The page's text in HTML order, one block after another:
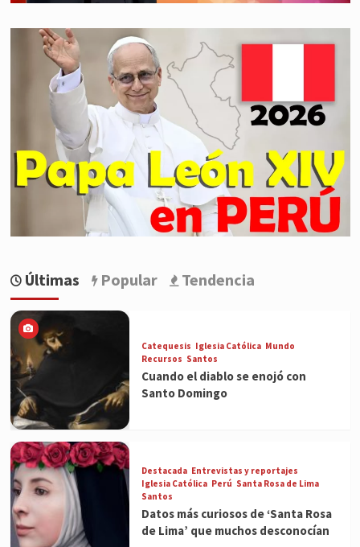
Últimas Popular Tendencia
Catequesis Iglesia Católica Mundo
Recursos Santos
Cuando el diablo se enojó con
Santo Domingo
Destacada Entrevistas y reportajes
Iglesia Católica Perú Santa Rosa de Lima
Santos
Datos más curiosos de ‘Santa Rosa
de Lima’ que muchos desconocían